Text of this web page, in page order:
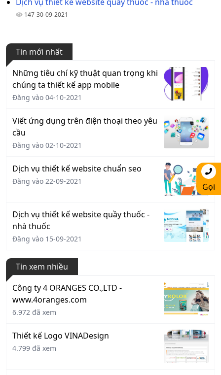
147 30-09-2021
Tin mới nhất
Những tiêu chí kỹ thuật quan trọng khi
chúng ta thiết kế app mobile
Đăng vào 04-10-2021
Viết ứng dụng trên điện thoại theo yêu
cầu
Đăng vào 02-10-2021
Dịch vụ thiết kế website chuẩn seo
Đăng vào 22-09-2021
Dịch vụ thiết kế website quầy thuốc -
nhà thuốc
Đăng vào 15-09-2021
Tin xem nhiều
Công ty 4 ORANGES CO.,LTD -
www.4oranges.com
6.972 đã xem
Thiết kế Logo VINADesign
4.799 đã xem
Gọi